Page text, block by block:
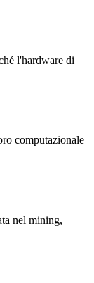
l'hardware di
computazionale
nel mining,